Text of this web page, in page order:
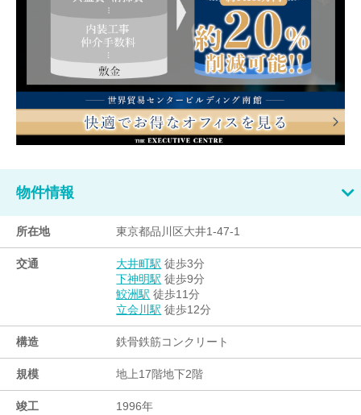
物件情報
所在地 東京都品川区大井1-47-1
交通 大井町駅 徒歩3分
下神明駅 徒歩9分
鮫洲駅 徒歩11分
立会川駅 徒歩12分
構造 鉄骨鉄筋コンクリート
規模 地上17階地下2階
竣工 1996年